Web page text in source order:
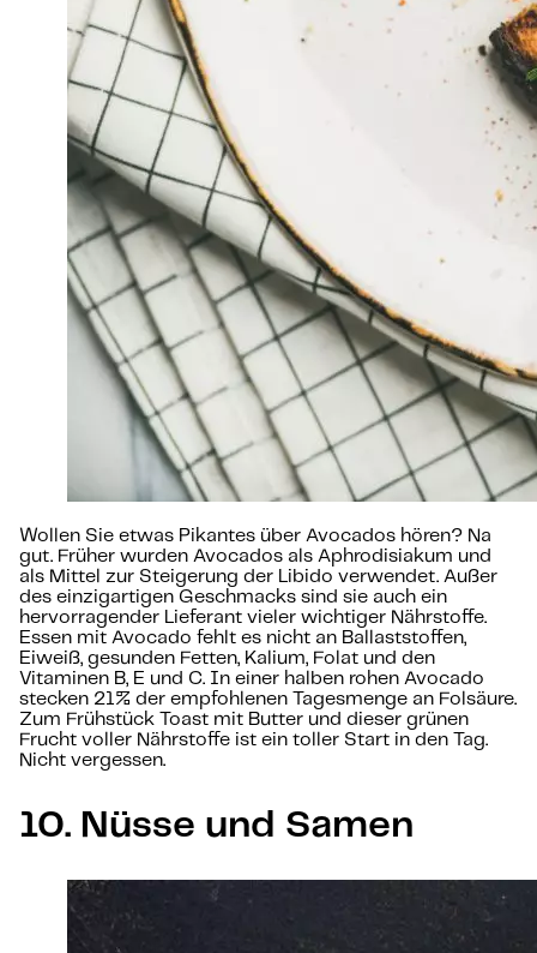
Wollen Sie etwas Pikantes über Avocados hören? Na
gut. Früher wurden Avocados als Aphrodisiakum und
als Mittel zur Steigerung der Libido verwendet. Außer
des einzigartigen Geschmacks sind sie auch ein
hervorragender Lieferant vieler wichtiger Nährstoffe.
Essen mit Avocado fehlt es nicht an Ballaststoffen,
Eiweiß, gesunden Fetten, Kalium, Folat und den
Vitaminen B, E und C. In einer halben rohen Avocado
stecken 21% der empfohlenen Tagesmenge an Folsäure.
Zum Frühstück Toast mit Butter und dieser grünen
Frucht voller Nährstoffe ist ein toller Start in den Tag.
Nicht vergessen.
10. Nüsse und Samen